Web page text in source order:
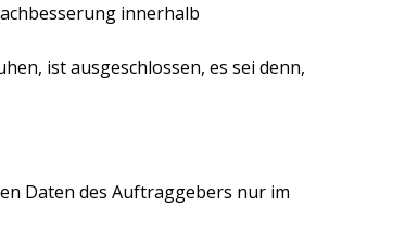
innerhalb
ist ausgeschlossen, es sei denn,
Daten des Auftraggebers nur im